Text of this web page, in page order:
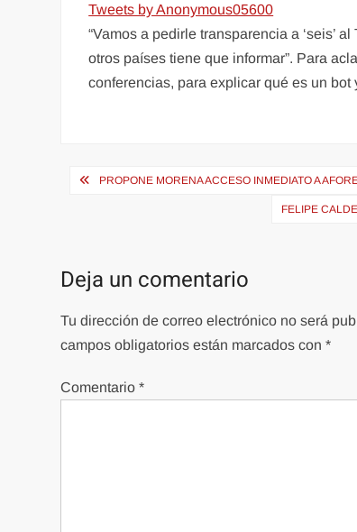
Tweets by Anonymous05600
“Vamos a pedirle transparencia a ‘seis’
otros países tiene que informar”. Para
conferencias, para explicar qué es un bot
Navegación
PROPONE MORENA ACCESO INMEDIATO A
FELIPE
Deja un comentario
Tu dirección de correo electrónico no será
campos obligatorios están marcados con*
Comentario*